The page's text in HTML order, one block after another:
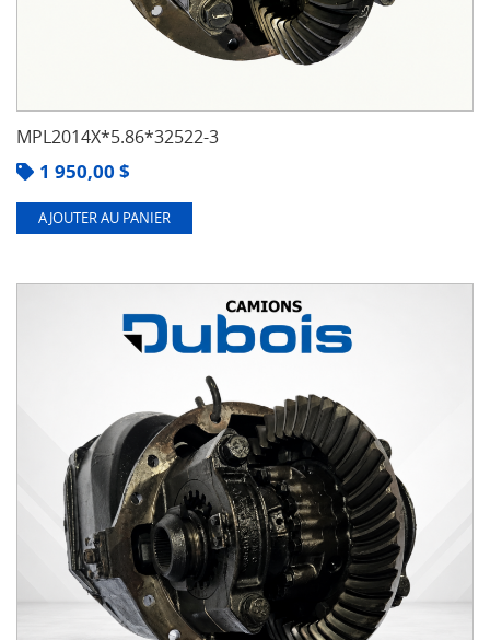
MPL2014X*5.86*32522-3
1 950,00 $
AJOUTER AU PANIER